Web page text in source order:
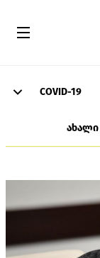
COVID-19
ახალი